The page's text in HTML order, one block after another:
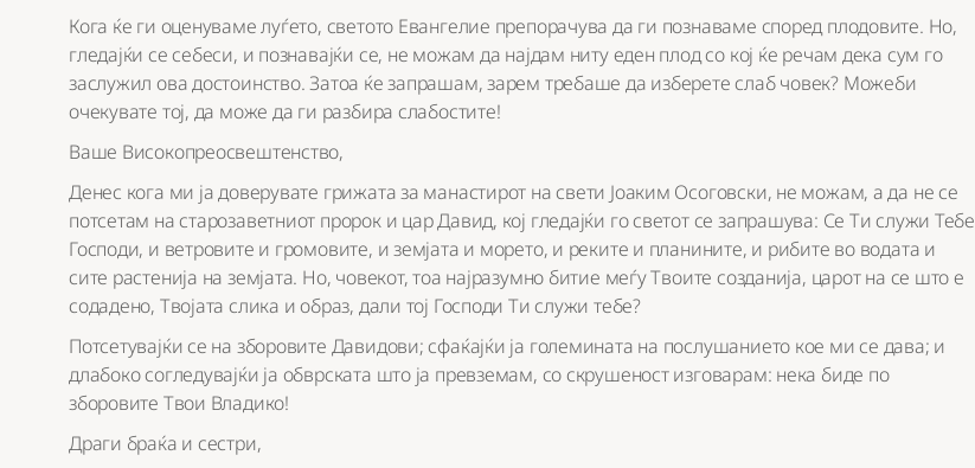
Кога ќе ги оценуваме луѓето, светото Евангелие препорачува да ги познаваме според плодовите. Но,
гледајќи се себеси, и познавајќи се, не можам да најдам ниту еден плод со кој ќе речам дека сум го
заслужил ова достоинство. Затоа ќе запрашам, зарем требаше да изберете слаб човек? Можеби
очекувате тој, да може да ги разбира слабостите!
Ваше Високопреосвештенство,
Денес кога ми ја доверувате грижата за манастирот на свети Јоаким Осоговски, не можам, а да не се
потсетам на старозаветниот пророк и цар Давид, кој гледајќи го светот се запрашува: Се Ти служи Тебе
Господи, и ветровите и громовите, и земјата и морето, и реките и планините, и рибите во водата и
сите растенија на земјата. Но, човекот, тоа најразумно битие меѓу Твоите созданија, царот на се што е
содадено, Твојата слика и образ, дали тој Господи Ти служи тебе?
Потсетувајќи се на зборовите Давидови; сфаќајќи ја големината на послушанието кое ми се дава; и
длабоко согледувајќи ја обврската што ja превземам, со скрушеност изговарам: нека биде по
зборовите Твои Владико!
Драги браќа и сестри,